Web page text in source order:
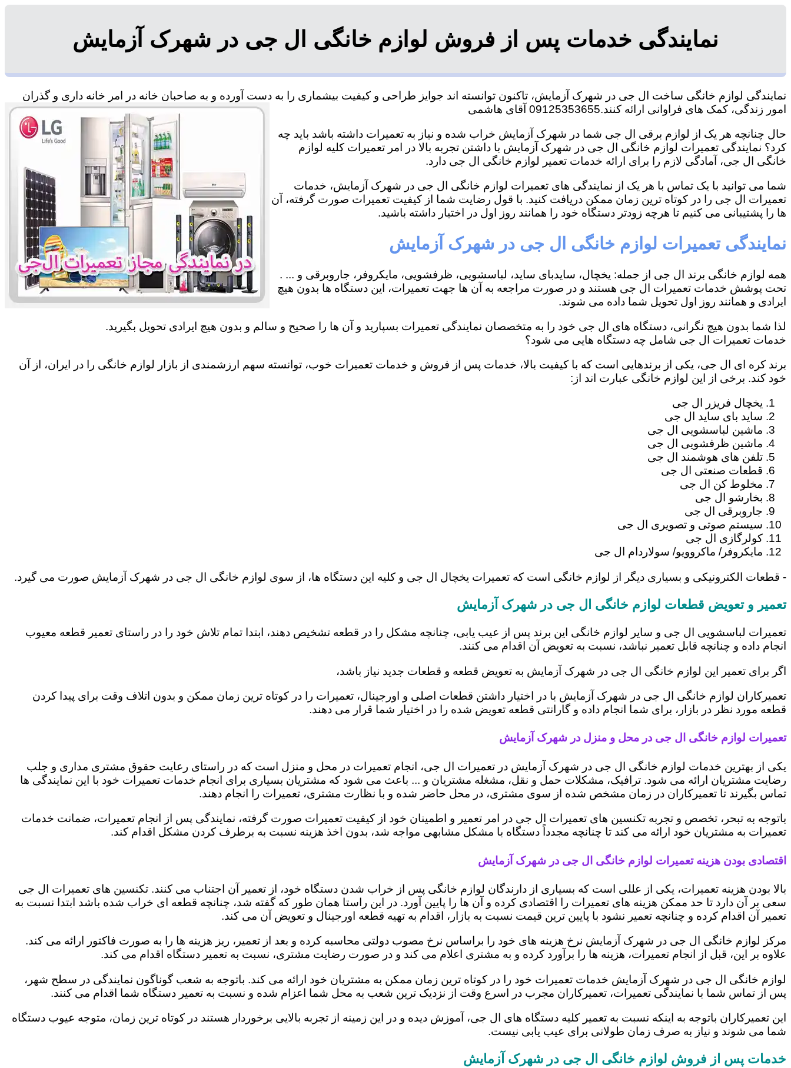
نمایندگی خدمات پس از فروش لوازم خانگی ال جی در شهرک آزمایش
نمایندگی لوازم خانگی ساخت ال جی در شهرک آزمایش، تاکنون توانسته اند جوایز طراحی و کیفیت بیشماری را به دست آورده و به صاحبان خانه در امر خانه داری و گذران
امور زندگی، کمک های فراوانی ارائه کنند.09125353655 آقای هاشمی
حال چنانچه هر یک از لوازم برقی ال جی شما در شهرک آزمایش خراب شده و نیاز به تعمیرات داشته باشد باید چه
کرد؟ نمایندگی تعمیرات لوازم خانگی ال جی در شهرک آزمایش با داشتن تجربه بالا در امر تعمیرات کلیه لوازم
خانگی ال جی، آمادگی لازم را برای ارائه خدمات تعمیر لوازم خانگی ال جی دارد.
شما می توانید با یک تماس با هر یک از نمایندگی های تعمیرات لوازم خانگی ال جی در شهرک آزمایش، خدمات
تعمیرات ال جی را در کوتاه ترین زمان ممکن دریافت کنید. با قول رضایت شما از کیفیت تعمیرات صورت گرفته، آن
ها را پشتیبانی می کنیم تا هرچه زودتر دستگاه خود را همانند روز اول در اختیار داشته باشید.
نمایندگی تعمیرات لوازم خانگی ال جی در شهرک آزمایش
همه لوازم خانگی برند ال جی از جمله: یخچال، سایدبای ساید، لباسشویی، ظرفشویی، مایکروفر، جاروبرقی و ... .
تحت پوشش خدمات تعمیرات ال جی هستند و در صورت مراجعه به آن ها جهت تعمیرات، این دستگاه ها بدون هیچ
ایرادی و همانند روز اول تحویل شما داده می شوند.
لذا شما بدون هیچ نگرانی، دستگاه های ال جی خود را به متخصصان نمایندگی تعمیرات بسپارید و آن ها را صحیح و سالم و بدون هیچ ایرادی تحویل بگیرید.
خدمات تعمیرات ال جی شامل چه دستگاه هایی می شود؟
برند کره ای ال جی، یکی از برندهایی است که با کیفیت بالا، خدمات پس از فروش و خدمات تعمیرات خوب، توانسته سهم ارزشمندی از بازار لوازم خانگی را در ایران، از آن
خود کند. برخی از این لوازم خانگی عبارت اند از:
یخچال فریزر ال جی
ساید بای ساید ال جی
ماشین لباسشویی ال جی
ماشین ظرفشویی ال جی
تلفن های هوشمند ال جی
قطعات صنعتی ال جی
مخلوط کن ال جی
بخارشو ال جی
جاروبرقی ال جی
سیستم صوتی و تصویری ال جی
کولرگازی ال جی
مایکروفر/ ماکروویو/ سولاردام ال جی
- قطعات الکترونیکی و بسیاری دیگر از لوازم خانگی است که تعمیرات یخچال ال جی و کلیه این دستگاه ها، از سوی لوازم خانگی ال جی در شهرک آزمایش صورت می گیرد.
تعمیر و تعویض قطعات لوازم خانگی ال جی در شهرک آزمایش
تعمیرات لباسشویی ال جی و سایر لوازم خانگی این برند پس از عیب یابی، چنانچه مشکل را در قطعه تشخیص دهند، ابتدا تمام تلاش خود را در راستای تعمیر قطعه معیوب
انجام داده و چنانچه قابل تعمیر نباشد، نسبت به تعویض آن اقدام می کنند.
اگر برای تعمیر این لوازم خانگی ال جی در شهرک آزمایش به تعویض قطعه و قطعات جدید نیاز باشد،
تعمیرکاران لوازم خانگی ال جی در شهرک آزمایش با در اختیار داشتن قطعات اصلی و اورجینال، تعمیرات را در کوتاه ترین زمان ممکن و بدون اتلاف وقت برای پیدا کردن
قطعه مورد نظر در بازار، برای شما انجام داده و گارانتی قطعه تعویض شده را در اختیار شما قرار می دهند.
تعمیرات لوازم خانگی ال جی در محل و منزل در شهرک آزمایش
یکی از بهترین خدمات لوازم خانگی ال جی در شهرک آزمایش در تعمیرات ال جی، انجام تعمیرات در محل و منزل است که در راستای رعایت حقوق مشتری مداری و جلب
رضایت مشتریان ارائه می شود. ترافیک، مشکلات حمل و نقل، مشغله مشتریان و ... باعث می شود که مشتریان بسیاری برای انجام خدمات تعمیرات خود با این نمایندگی ها
تماس بگیرند تا تعمیرکاران در زمان مشخص شده از سوی مشتری، در محل حاضر شده و با نظارت مشتری، تعمیرات را انجام دهند.
باتوجه به تبحر، تخصص و تجربه تکنسین های تعمیرات ال جی در امر تعمیر و اطمینان خود از کیفیت تعمیرات صورت گرفته، نمایندگی پس از انجام تعمیرات، ضمانت خدمات
تعمیرات به مشتریان خود ارائه می کند تا چنانچه مجدداً دستگاه با مشکل مشابهی مواجه شد، بدون اخذ هزینه نسبت به برطرف کردن مشکل اقدام کند.
اقتصادی بودن هزینه تعمیرات لوازم خانگی ال جی در شهرک آزمایش
بالا بودن هزینه تعمیرات، یکی از عللی است که بسیاری از دارندگان لوازم خانگی پس از خراب شدن دستگاه خود، از تعمیر آن اجتناب می کنند. تکنسین های تعمیرات ال جی
سعی بر آن دارد تا حد ممکن هزینه های تعمیرات را اقتصادی کرده و آن ها را پایین آورد. در این راستا همان طور که گفته شد، چنانچه قطعه ای خراب شده باشد ابتدا نسبت به
تعمیر آن اقدام کرده و چنانچه تعمیر نشود با پایین ترین قیمت نسبت به بازار، اقدام به تهیه قطعه اورجینال و تعویض آن می کند.
مرکز لوازم خانگی ال جی در شهرک آزمایش نرخ هزینه های خود را براساس نرخ مصوب دولتی محاسبه کرده و بعد از تعمیر، ریز هزینه ها را به صورت فاکتور ارائه می کند.
علاوه بر این، قبل از انجام تعمیرات، هزینه ها را برآورد کرده و به مشتری اعلام می کند و در صورت رضایت مشتری، نسبت به تعمیر دستگاه اقدام می کند.
لوازم خانگی ال جی در شهرک آزمایش خدمات تعمیرات خود را در کوتاه ترین زمان ممکن به مشتریان خود ارائه می کند. باتوجه به شعب گوناگون نمایندگی در سطح شهر،
پس از تماس شما با نمایندگی تعمیرات، تعمیرکاران مجرب در اسرع وقت از نزدیک ترین شعب به محل شما اعزام شده و نسبت به تعمیر دستگاه شما اقدام می کنند.
این تعمیرکاران باتوجه به اینکه نسبت به تعمیر کلیه دستگاه های ال جی، آموزش دیده و در این زمینه از تجربه بالایی برخوردار هستند در کوتاه ترین زمان، متوجه عیوب دستگاه
شما می شوند و نیاز به صرف زمان طولانی برای عیب یابی نیست.
خدمات پس از فروش لوازم خانگی ال جی در شهرک آزمایش